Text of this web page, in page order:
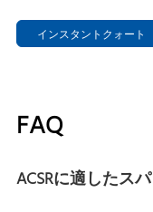
インスタントクォート
FAQ
ACSRに適したス